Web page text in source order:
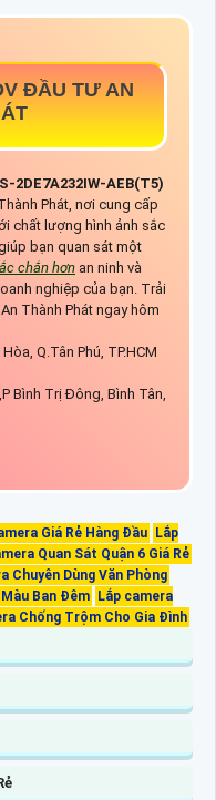
ĐẦU TƯ AN
2DE7A232IW-AEB(T5)
Phát, nơi cung cấp
chất lượng hình ảnh sắc
bạn quan sát một
chắn hơn an ninh và
nghiệp của bạn. Trải
Thành Phát ngay hôm
Q.Tân Phú, TP.HCM
Bình Trị Đông, Bình Tân,
Giá Rẻ Hàng Đầu Lắp
Quan Sát Quận 6 Giá Rẻ
Chuyên Dùng Văn Phòng
Ban Đêm Lắp camera
Chống Trộm Cho Gia Đình